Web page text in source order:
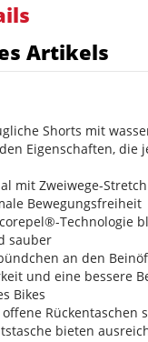
Artikels
Shorts mit
Eigenschaften, die
mit Zweiwege-
Bewegungsfreiheit
Technologie
sauber
an den
und eine bessere
Bikes
Rückentaschen
bieten